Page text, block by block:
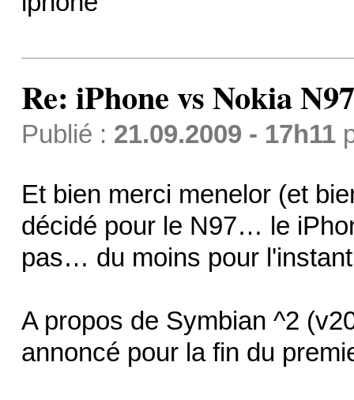
Re: iPhone vs Nokia N97
Publié : 21.09.2009 - 17h11
Et bien merci menelor (et
décidé pour le N97… le
pas… du moins pour
A propos de Symbian ^2
annoncé pour la fin du